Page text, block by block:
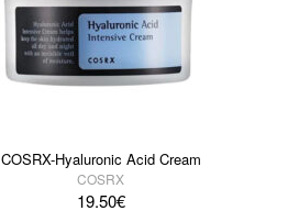
COSRX-Hyaluronic Acid Cream
COSRX
19.50€